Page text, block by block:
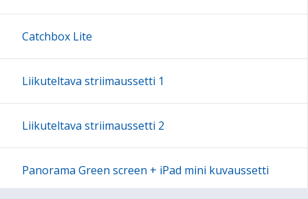
22:00
23:00
Catchbox Lite
Liikuteltava striimaussetti 1
Liikuteltava striimaussetti 2
Panorama Green screen + iPad mini kuvaussetti